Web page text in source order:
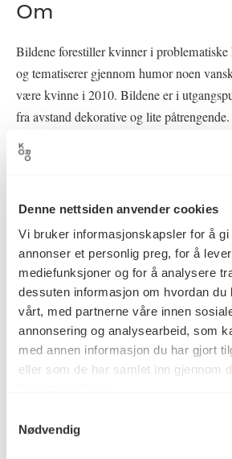
Denne nettsiden anvender cookies
Vi bruker informasjonskapsler for å gi
annonser et personlig preg, for å
mediefunksjoner og for å analysere
dessuten informasjon om hvordan du
vårt, med partnerne våre innen
annonsering og analysearbeid, som
med annen informasjon du har gjort
eller som de har samlet inn gjennom
Nødvendig
Om
Bildene forestiller kvinner i problematiske
og tematiserer gjennom humor noen
være kvinne i 2010. Bildene er i
fra avstand dekorative og lite
viktoriansk uttrykk vi gjenkjenner fra
inspirert av opplysningstiden.
kunstnerens og åpner for en personlig
Humor brukes aktivt som virkemiddel og
i individets streben med hverdagslige
På den måten kan historiene bildene
kjenner oss igjen i og gjør oss i stand til å
Detaljer